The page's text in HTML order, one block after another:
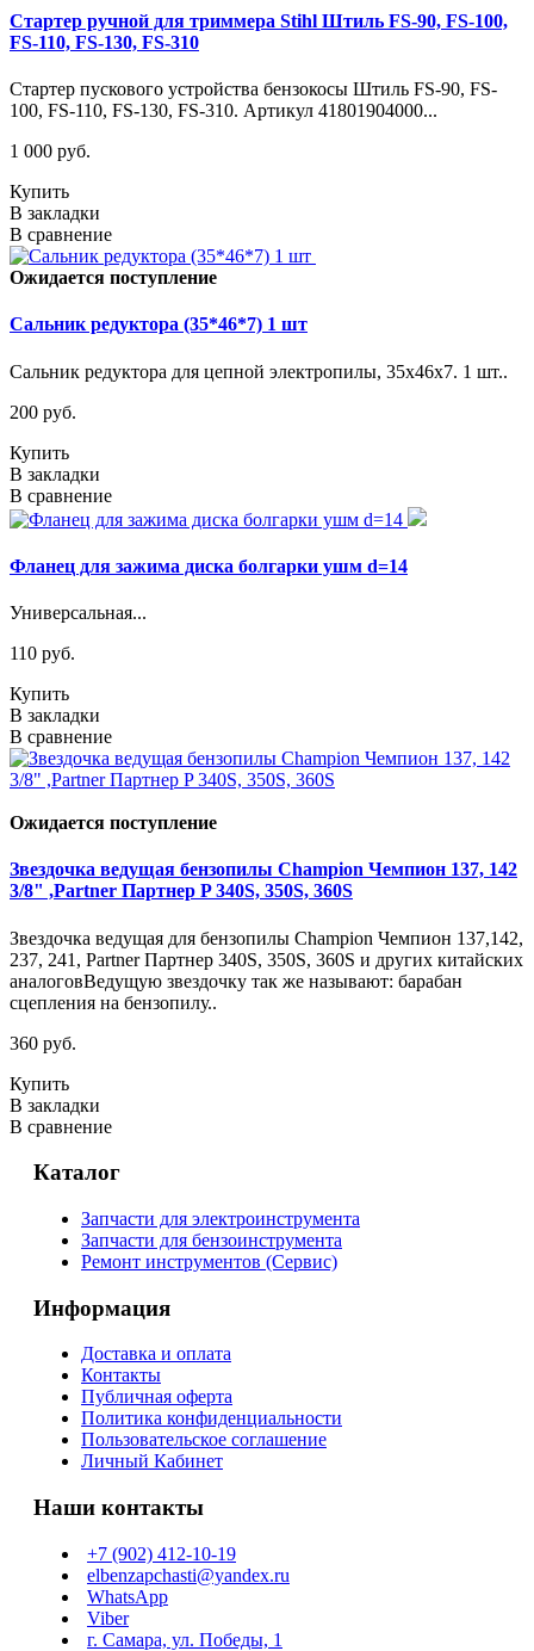
Стартер ручной для триммера Stihl Штиль FS-90, FS-100,
FS-110, FS-130, FS-310
Стартер пускового устройства бензокосы Штиль FS-90, FS-
100, FS-110, FS-130, FS-310. Артикул 41801904000...
1 000 руб.
Купить
В закладки
В сравнение
Ожидается поступление
Сальник редуктора (35*46*7) 1 шт
Сальник редуктора для цепной электропилы, 35х46х7. 1 шт..
200 руб.
Купить
В закладки
В сравнение
Фланец для зажима диска болгарки ушм d=14
Универсальная...
110 руб.
Купить
В закладки
В сравнение
Ожидается поступление
Звездочка ведущая бензопилы Champion Чемпион 137, 142
3/8" ,Partner Партнер P 340S, 350S, 360S
Звездочка ведущая для бензопилы Champion Чемпион 137,142,
237, 241, Partner Партнер 340S, 350S, 360S и других китайских
аналоговВедущую звездочку так же называют: барабан
сцепления на бензопилу..
360 руб.
Купить
В закладки
В сравнение
Каталог
Запчасти для электроинструмента
Запчасти для бензоинструмента
Ремонт инструментов (Сервис)
Информация
Доставка и оплата
Контакты
Публичная оферта
Политика конфиденциальности
Пользовательское соглашение
Личный Кабинет
Наши контакты
+7 (902) 412-10-19
elbenzapchasti@yandex.ru
WhatsApp
Viber
г. Самара, ул. Победы, 1